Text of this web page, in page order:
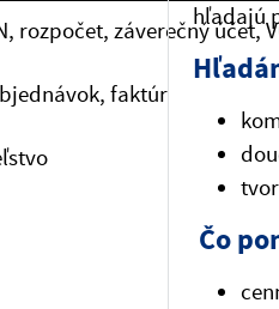
rozpočet, záverečný účet,
faktúr
hľadajú
Čo